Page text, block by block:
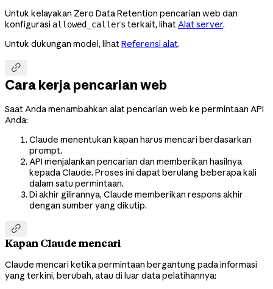
Untuk kelayakan Zero Data Retention pencarian web dan
konfigurasi allowed_callers terkait, lihatAlat server.
Untuk dukungan model, lihatReferensi alat.

Cara kerja pencarian web
Saat Anda menambahkan alat pencarian web ke permintaan API
Anda:
Claude menentukan kapan harus mencari berdasarkan
prompt.
API menjalankan pencarian dan memberikan hasilnya
kepada Claude. Proses ini dapat berulang beberapa kali
dalam satu permintaan.
Di akhir gilirannya, Claude memberikan respons akhir
dengan sumber yang dikutip.

Kapan Claude mencari
Claude mencari ketika permintaan bergantung pada informasi
yang terkini, berubah, atau di luar data pelatihannya: